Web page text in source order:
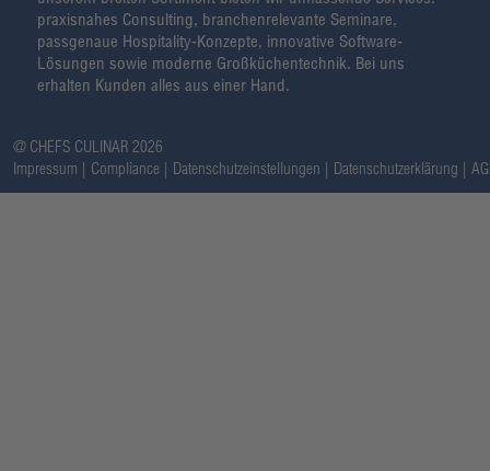
praxisnahes Consulting, branchenrelevante Seminare,
passgenaue Hospitality-Konzepte, innovative Software-
Lösungen sowie moderne Großküchentechnik. Bei uns
erhalten Kunden alles aus einer Hand.
@ CHEFS CULINAR 2026
Impressum
Compliance Datenschutzeinstellungen Datenschutzerklärung